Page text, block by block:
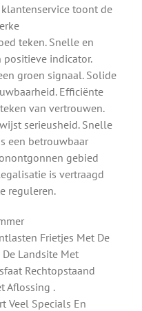
toont de
teken. Snelle en
indicator.
groen signaal. Solide
Efficiënte
van vertrouwen.
serieusheid. Snelle
een betrouwbaar
gebied
is vertraagd
reguleren.
Frietjes Met De
Landsite Met
Rechtopstaand
Aflossing .
Veel Specials En